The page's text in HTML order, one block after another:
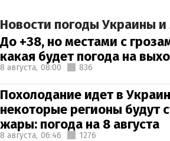
Новости погоды Украины
До +38, но местами с
какая будет погода на
8 августа, 08:00 836
Похолодание идет в
некоторые регионы будут
жары: погода на 8 августа
8 августа, 06:46 1276